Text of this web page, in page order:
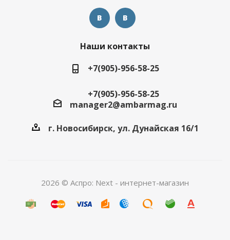
Наши контакты
+7(905)-956-58-25
+7(905)-956-58-25
manager2@ambarmag.ru
г. Новосибирск, ул. Дунайская 16/1
2026 © Аспро: Next - интернет-магазин